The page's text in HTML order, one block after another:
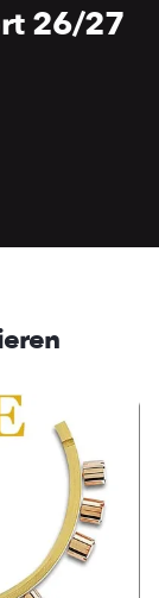
26/27